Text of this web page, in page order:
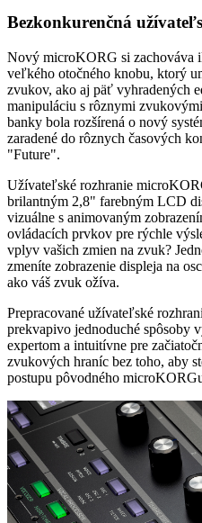
Bezkonkurenčná
Nový microKORG si zachováva
veľkého otočného knobu, ktorý
zvukov, ako aj päť vyhradených
manipuláciu s rôznymi
banky bola rozšírená o nový
zaradené do rôznych časových
"Future".
Užívateľské rozhranie
brilantným 2,8" farebným LCD
vizuálne s animovaným
ovládacích prvkov pre rýchle
vplyv vašich zmien na zvuk?
zmeníte zobrazenie displeja na
ako váš zvuk ožíva.
Prepracované užívateľské
prekvapivo jednoduché spôsoby
expertom a intuitívne pre
zvukových hraníc bez toho, aby
postupu pôvodného